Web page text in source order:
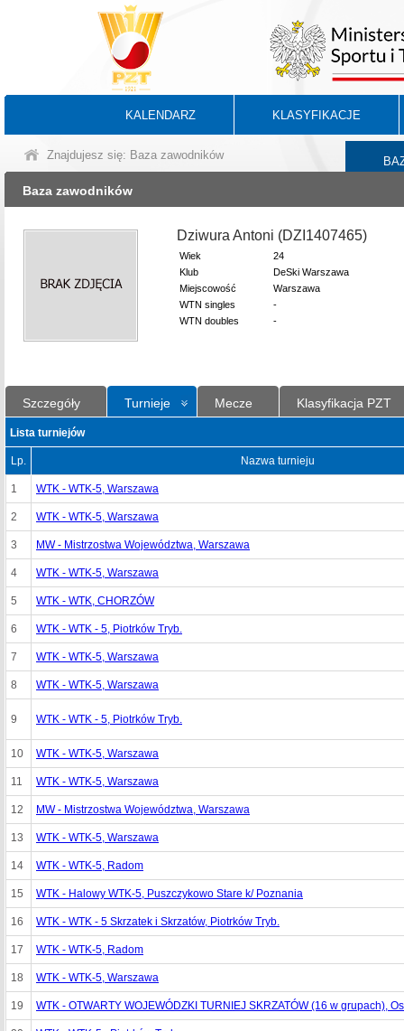
KALENDARZ KLASYFIKACJE
Znajdujesz się: Baza zawodników
Baza zawodników
Dziwura Antoni (DZI1407465)
Wiek
24
Klub
DeSki Warszawa
Miejscowość
Warszawa
WTN singles
-
WTN doubles
-
Szczegóły Turnieje Mecze Klasyfikacja PZT
Lista turniejów
Lp. Nazwa turnieju
1 WTK - WTK-5, Warszawa
2 WTK - WTK-5, Warszawa
3 MW - Mistrzostwa Województwa, Warszawa
4 WTK - WTK-5, Warszawa
5 WTK - WTK, CHORZÓW
6 WTK - WTK - 5, Piotrków Tryb.
7 WTK - WTK-5, Warszawa
8 WTK - WTK-5, Warszawa
9 WTK - WTK - 5, Piotrków Tryb.
10 WTK - WTK-5, Warszawa
11 WTK - WTK-5, Warszawa
12 MW - Mistrzostwa Województwa, Warszawa
13 WTK - WTK-5, Warszawa
14 WTK - WTK-5, Radom
15 WTK - Halowy WTK-5, Puszczykowo Stare k/ Poznania
16 WTK - WTK - 5 Skrzatek i Skrzatów, Piotrków Tryb.
17 WTK - WTK-5, Radom
18 WTK - WTK-5, Warszawa
19 WTK - OTWARTY WOJEWÓDZKI TURNIEJ SKRZATÓW (16 w grupach),